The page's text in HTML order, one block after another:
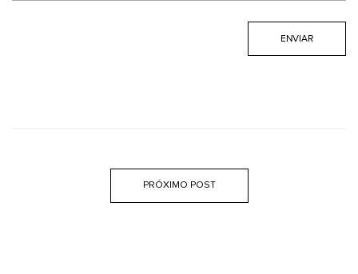
PRÓXIMO POST